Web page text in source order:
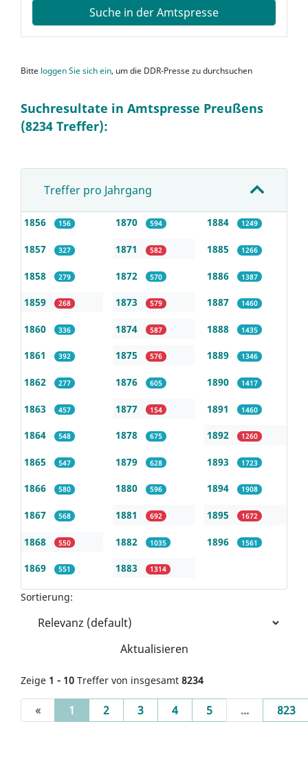
Suche in der Amtspresse
Bitte loggen Sie sich ein, um die DDR-Presse zu durchsuchen
Suchresultate in Amtspresse Preußens
(8234 Treffer):
Treffer pro Jahrgang
1856 156
1857 327
1858 279
1859 268
1860 336
1861 392
1862 277
1863 457
1864 548
1865 547
1866 580
1867 568
1868 550
1869 551
1870 594
1871 582
1872 570
1873 579
1874 587
1875 576
1876 605
1877 154
1878 675
1879 628
1880 596
1881 692
1882 1035
1883 1314
1884 1249
1885 1266
1886 1387
1887 1460
1888 1435
1889 1346
1890 1417
1891 1460
1892 1260
1893 1723
1894 1908
1895 1672
1896 1561
Sortierung:
Aktualisieren
Zeige 1 - 10 Treffer von insgesamt 8234
« 1 (current)
2 3 4 5 ... 823